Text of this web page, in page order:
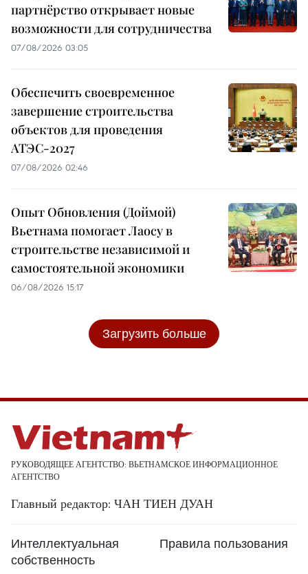
партнёрство открывает новые
возможности для сотрудничества
07/08/2026 03:05
Обеспечить своевременное
завершение строительства
объектов для проведения
АТЭС-2027
07/08/2026 02:46
Опыт Обновления (Доймой)
Вьетнама помогает Лаосу в
строительстве независимой и
самостоятельной экономики
06/08/2026 15:17
Загрузить больше
РУКОВОДЯЩЕЕ АГЕНТСТВО: ВЬЕТНАМСКОЕ ИНФОРМАЦИОННОЕ
АГЕНТСТВО
Главный редактор: ЧАН ТИЕН ДУАН
Интеллектуальная
собственность
Правила пользования